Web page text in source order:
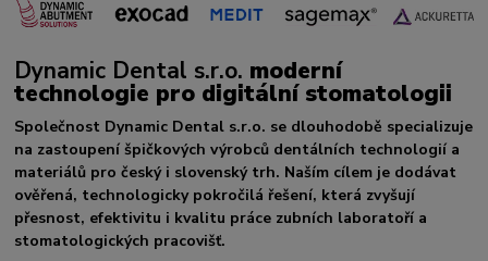
Dynamic Dental s.r.o. moderní
technologie pro digitální stomatologii
Společnost Dynamic Dental s.r.o. se dlouhodobě specializuje
na zastoupení špičkových výrobců dentálních technologií a
materiálů pro český i slovenský trh. Naším cílem je dodávat
ověřená, technologicky pokročilá řešení, která zvyšují
přesnost, efektivitu i kvalitu práce zubních laboratoří a
stomatologických pracovišť.